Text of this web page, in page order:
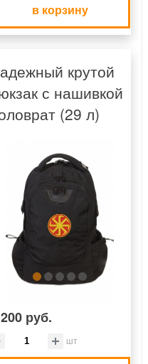
в корзину
крутой
с нашивкой
(29 л)
руб.
шт